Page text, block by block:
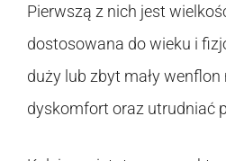
Pierwszą z nich jest
dostosowana do wieku i
duży lub zbyt mały
dyskomfort oraz utrudniać